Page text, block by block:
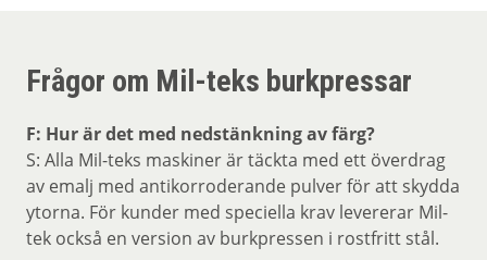
Frågor om Mil-teks burkpressar
F: Hur är det med nedstänkning av färg?
S: Alla Mil-teks maskiner är täckta med ett överdrag
av emalj med antikorroderande pulver för att skydda
ytorna. För kunder med speciella krav levererar Mil-
tek också en version av burkpressen i rostfritt stål.